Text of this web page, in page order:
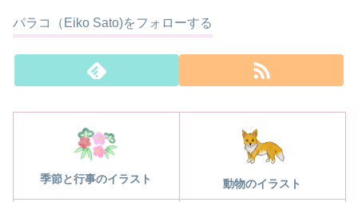
パラコ（Eiko Sato)をフォローする
季節と行事のイラスト 動物のイラスト